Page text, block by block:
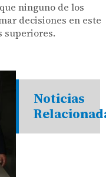
ninguno de los
decisiones en este
superiores.
Noticias